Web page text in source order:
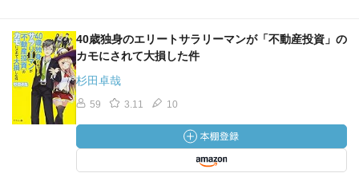
40歳独身のエリートサラリーマンが「不動産投資」の
カモにされて大損した件
杉田卓哉
59 3.11 10